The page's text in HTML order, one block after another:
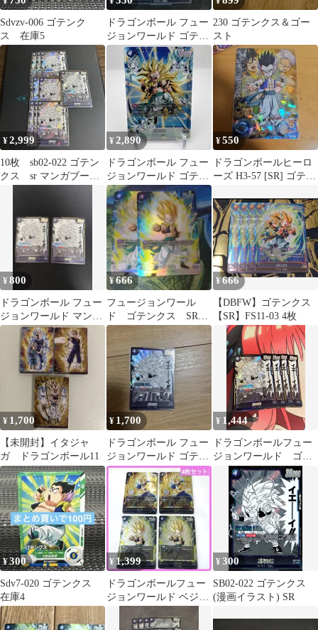
Sdvzv-006 ゴテンク
ス 在庫5
ドラゴンボール フュー
ジョンワールド ゴテン
クス SR
230 ゴテンクス＆ゴー
スト
¥2,999
10枚 sb02-022 ゴテン
クス sr マンガブース
¥2,890
ドラゴンボール フュー
ジョンワールド ゴテン
クス FB04-033 SR
¥550
ドラゴンボールヒーロ
ーズ H3-57 [SR] ゴテン
¥800
ドラゴンボール フュー
ジョンワールド マンガ
ブースター ゴテンク
スSR 2枚
¥666
フュージョンワール
ド ゴテンクス SRパ
ラレル
¥666
【DBFW】ゴテンクス
【SR】FS11-03 4枚
¥ 1,700
【未開封】イタジャ
ガ ドラゴンボール11
¥ 1,700
ドラゴンボール フュー
ジョンワールド ゴテン
クス SR
¥ 1,444
ドラゴンボールフュー
ジョンワールド ゴテ
ンクス sr 4枚 マンガ
ブースター sb02-022
¥300
Sdv7-020 ゴテンクス
在庫4
¥ 1,399
ドラゴンボールフュー
ジョンワールド ベジー
タSR ゴテンクスSR 4枚
セット
¥300
SB02-022 ゴテンクス
(漫画イラスト) SR